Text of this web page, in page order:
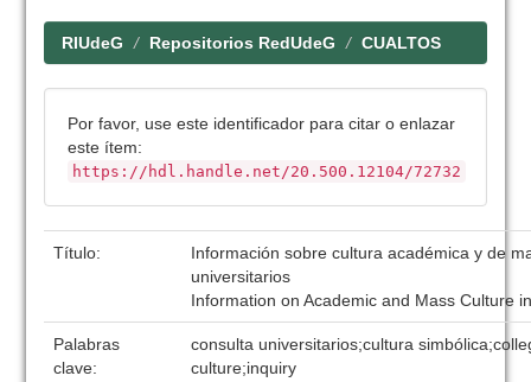
RIUdeG Repositorios RedUdeG CUALTOS
Por favor, use este identificador para citar o enlazar
este ítem:
https://hdl.handle.net/20.500.12104/72732
Título:
Información sobre cultura académica y de
universitarios
Information on Academic and Mass Culture
Palabras
clave:
consulta universitarios;cultura
culture;inquiry